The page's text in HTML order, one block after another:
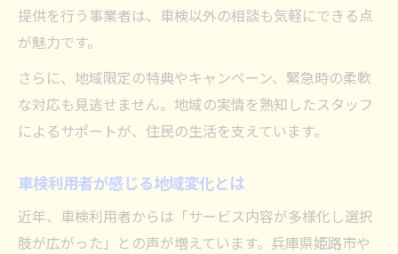
提供を行う事業者は、車検以外の相談も気軽にできる点
が魅力です。
さらに、地域限定の特典やキャンペーン、緊急時の柔軟
な対応も見逃せません。地域の実情を熟知したスタッフ
によるサポートが、住民の生活を支えています。
車検利用者が感じる地域変化とは
近年、車検利用者からは「サービス内容が多様化し選択
肢が広がった」との声が増えています。兵庫県姫路市や